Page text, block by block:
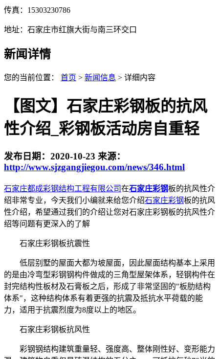
传真：15303230786
地址：石家庄市红旗大街与南三环交口
新闻详情
您的当前位置： 首页 > 新闻信息 > 详细内容
【图文】石家庄彩钢板的抗风
性介绍_彩钢板活动房自重轻
发布日期： 2020-10-23 来源：
http://www.sjzgangjiegou.com/news/346.html
石家庄都成彩钢结构工程有限公司在石家庄彩钢板的抗风性介
绍非常专业，今天我们小编就来给您介绍石家庄彩钢板的抗风
性介绍，希望通过我们的介绍让您对石家庄彩钢板的抗风性介
绍等问题有更深入的了解
石家庄彩钢板抗震性
低层别墅的屋面大都为坡屋面，因此屋面结构基本上采用
的是由冷弯型彩钢钢构件做成的三角型屋架体系，轻钢构件在
封完结构性板材及石膏板之后，形成了非常坚固的"板肋结构
体系"，这种结构体系有着更强的抗震及抵抗水平荷载的能
力，适用于抗震烈度为8度以上的地区。
石家庄彩钢板抗风性
彩钢钢结构建筑重量轻、强度高、整体刚性好、变形能力